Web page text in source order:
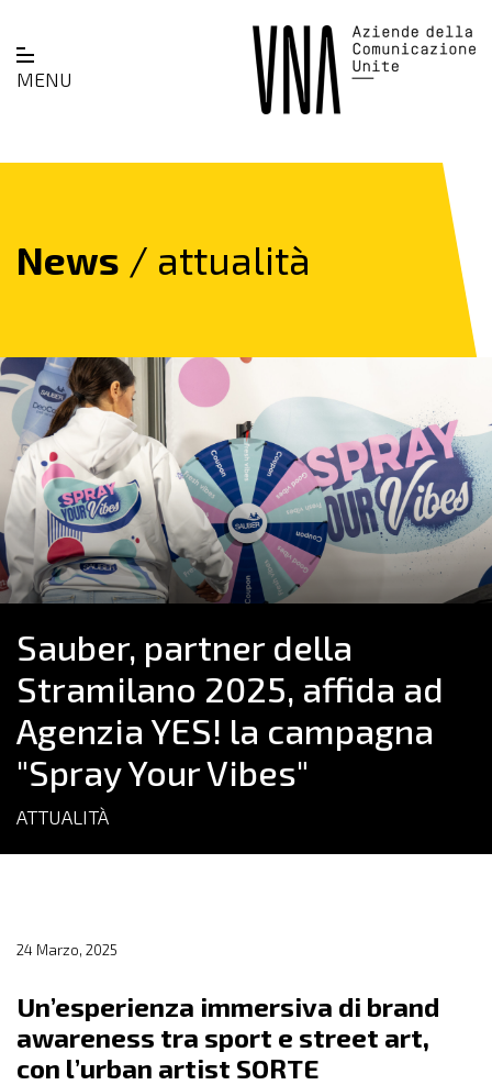
MENU
News / attualità
Sauber, partner della
Stramilano 2025, affida ad
Agenzia YES! la campagna
"Spray Your Vibes"
ATTUALITÀ
24 Marzo, 2025
Un’esperienza immersiva di brand
awareness tra sport e street art,
con l’urban artist SORTE